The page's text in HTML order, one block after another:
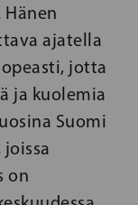
ajatella
jotta
ja kuolemia
Suomi
on